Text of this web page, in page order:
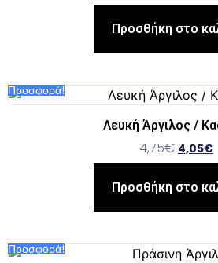
Προσθήκη στο
Προσφορά!
Λευκή Άργιλος /
4,75€ 4,05€
Προσθήκη στο
Προσφορά!